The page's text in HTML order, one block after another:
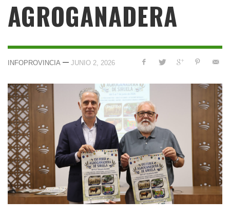
AGROGANADERA
INFOPROVINCIA — JUNIO 2, 2026